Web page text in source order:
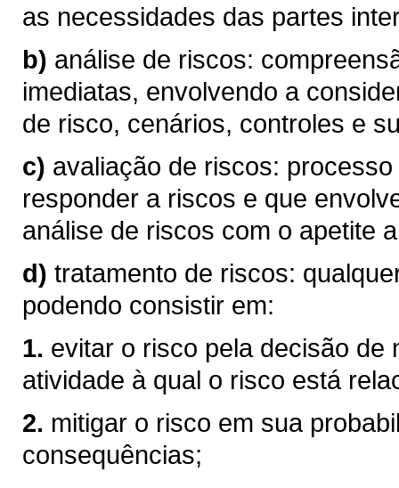
as necessidades das partes
b) análise de riscos:
imediatas, envolvendo a
de risco, cenários, controles e
c) avaliação de riscos:
responder a riscos e que
análise de riscos com o apetite
d) tratamento de riscos:
podendo consistir em:
1. evitar o risco pela decisão de
atividade à qual o risco está
2. mitigar o risco em sua
consequências;